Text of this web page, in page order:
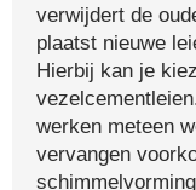
verwijdert de
plaatst nieuwe
Hierbij kan je
werken meteen
vervangen